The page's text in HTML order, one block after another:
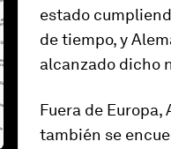
estado
de tiempo, y
alcanzado dicho
Fuera de
también se